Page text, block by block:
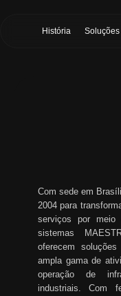
História Soluções
Com sede em
2004 para
serviços por meio
sistemas
oferecem
ampla gama de
operação de
industriais. Com